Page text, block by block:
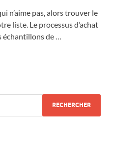
n’aime pas, alors trouver le
liste. Le processus d’achat
de …